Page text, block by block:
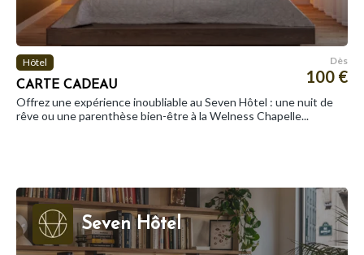
Hôtel
CARTE CADEAU
Dès
100 €
Offrez une expérience inoubliable au Seven Hôtel : une nuit de
rêve ou une parenthèse bien-être à la Welness Chapelle...
Seven Hôtel